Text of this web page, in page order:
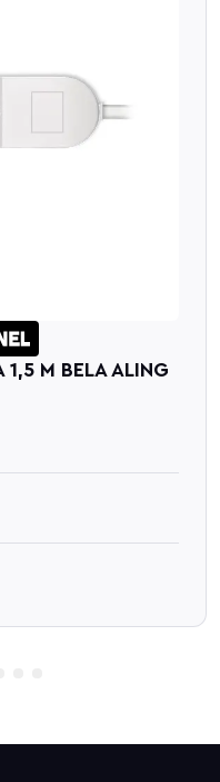
1,5 M BELA ALING